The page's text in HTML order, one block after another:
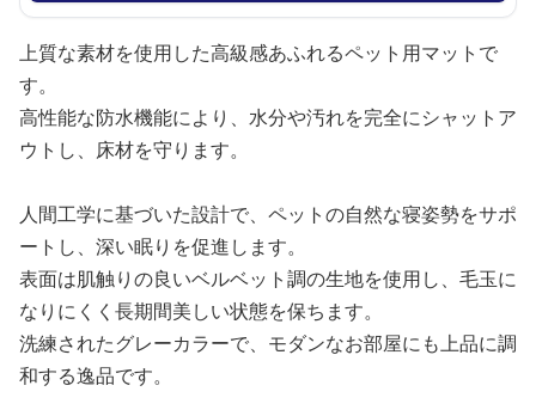
上質な素材を使用した高級感あふれるペット用マットで
す。
高性能な防水機能により、水分や汚れを完全にシャットア
ウトし、床材を守ります。
人間工学に基づいた設計で、ペットの自然な寝姿勢をサポ
ートし、深い眠りを促進します。
表面は肌触りの良いベルベット調の生地を使用し、毛玉に
なりにくく長期間美しい状態を保ちます。
洗練されたグレーカラーで、モダンなお部屋にも上品に調
和する逸品です。